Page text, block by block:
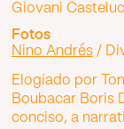
Giovani
Fotos
Nino Andrés/
Elogiado por
Boubacar Boris
conciso, a